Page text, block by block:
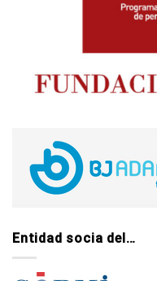
Entidad socia del…